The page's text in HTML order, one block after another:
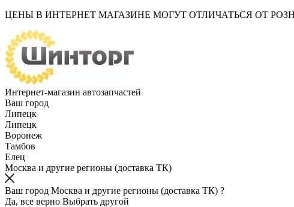
ЦЕНЫ В ИНТЕРНЕТ МАГАЗИНЕ МОГУТ ОТЛИЧАТЬСЯ ОТ
Интернет-магазин автозапчастей
Ваш город
Липецк
Липецк
Воронеж
Тамбов
Елец
Москва и другие регионы (доставка ТК)
Ваш город Москва и другие регионы (доставка ТК) ?
Да, все верно Выбрать другой